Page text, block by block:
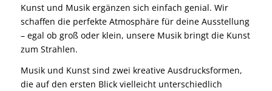
Kunst und Musik ergänzen sich einfach genial. Wir
schaffen die perfekte Atmosphäre für deine Ausstellung
– egal ob groß oder klein, unsere Musik bringt die Kunst
zum Strahlen.
Musik und Kunst sind zwei kreative Ausdrucksformen,
die auf den ersten Blick vielleicht unterschiedlich